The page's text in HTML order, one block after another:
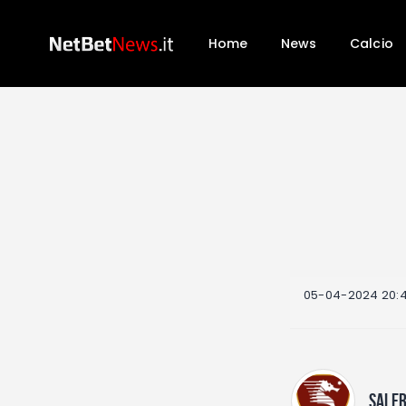
Home News Calcio
05-04-2024